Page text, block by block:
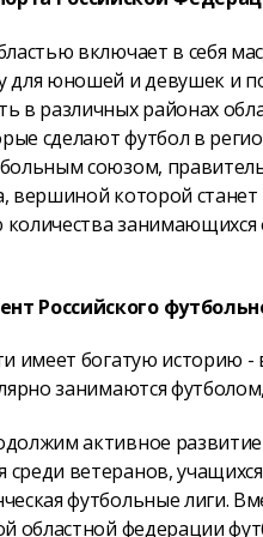
включает в себя
для юношей и девушек и
в различных районах
сделают футбол в
союзом,
вершиной которой
количества
Российского
имеет богатую историю
занимаются
активное
среди ветеранов,
футбольные лиги.
областной федерации